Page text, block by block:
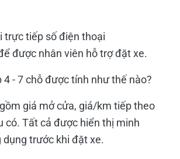
trực tiếp số điện thoại
được nhân viên hỗ trợ đặt xe.
4 - 7 chỗ được tính như thế nào?
giá mở cửa, giá/km tiếp theo
có. Tất cả được hiển thị minh
dụng trước khi đặt xe.